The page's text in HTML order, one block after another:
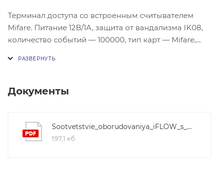
Терминал доступа со встроенным считывателем
Mifare. Питание 12В/1А, защита от вандализма IK08,
количество событий — 100000, тип карт — Mifare,
Документы
Sootvetstvie_oborudovaniya_iFLOW_s_Hikvision_i_HiWatch
197,1 кб